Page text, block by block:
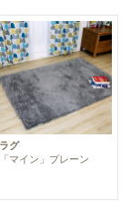
ラグ
「マイン」プレーン